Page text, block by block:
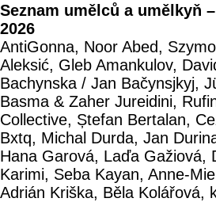
Seznam umělců a umělkyň
2026
AntiGonna, Noor Abed,
Aleksić, Gleb Amankulov,
Bachynska / Jan Bačynsjkyj,
Basma & Zaher Jureidini,
Collective, Ștefan Bertalan,
Bxtq, Michal Durda, Jan
Hana Garová, Laďa Gažiová,
Karimi, Seba Kayan, Anne-
Adrián Kriška, Běla Kolářová,